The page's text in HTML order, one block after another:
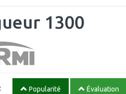
1300
Popularité Évaluation